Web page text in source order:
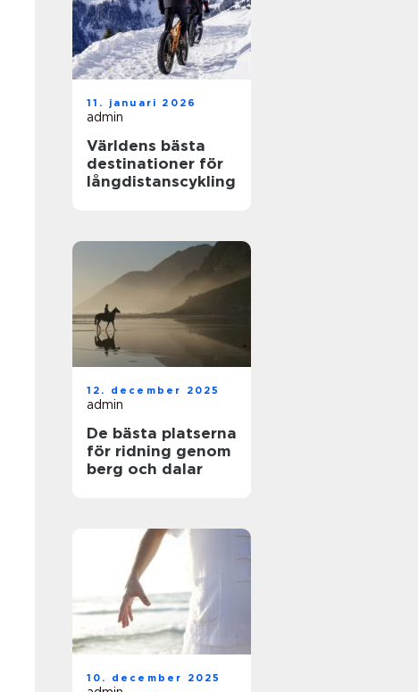
11. januari 2026
admin
Världens bästa
destinationer för
långdistanscykling
12. december 2025
admin
De bästa platserna
för ridning genom
berg och dalar
10. december 2025